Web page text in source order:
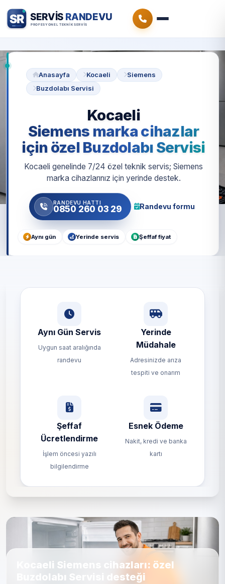
Anasayfa Kocaeli
Siemens
Buzdolabı Servisi
Kocaeli
Siemens marka cihazlar
için özel Buzdolabı Servisi
Kocaeli genelinde 7/24 özel teknik servis; Siemens
marka cihazlarınız için yerinde destek.
RANDEVU HATTI
0850 260 03 29 Randevu formu
Aynı gün Yerinde servis Şeffaf fiyat
Aynı Gün Servis
Uygun saat aralığında
randevu
Yerinde
Müdahale
Adresinizde arıza
tespiti ve onarım
Şeffaf
Ücretlendirme
İşlem öncesi yazılı
bilgilendirme
Esnek Ödeme
Nakit, kredi ve banka
kartı
Kocaeli Siemens cihazları: özel
Buzdolabı Servisi desteği